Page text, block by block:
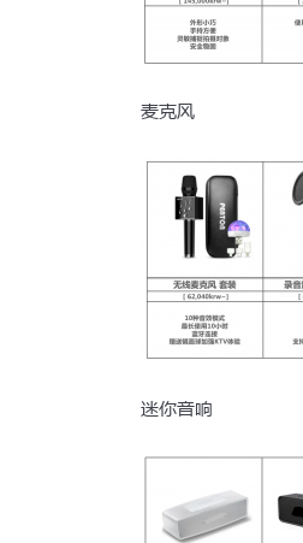
麦克风
迷你音响